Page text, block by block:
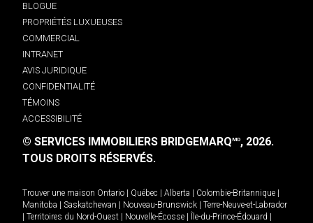
BLOGUE
PROPRIÉTÉS LUXUEUSES
COMMERCIAL
INTRANET
AVIS JURIDIQUE
CONFIDENTIALITÉ
TÉMOINS
ACCESSIBILITÉ
© SERVICES IMMOBILIERS BRIDGEMARQMD, 2026.
TOUS DROITS RÉSERVÉS.
Trouver une maison Ontario Québec Alberta Colombie-Britannique
Manitoba
Saskatchewan Nouveau-Brunswick
Terre-Neuve-et-Labrador
Territoires du Nord-Ouest Nouvelle-Écosse Île-du-Prince-Édouard